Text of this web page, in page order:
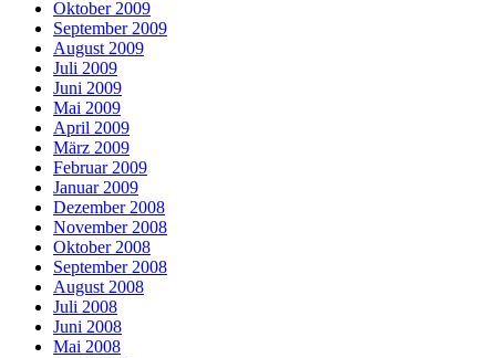
Oktober 2009
September 2009
August 2009
Juli 2009
Juni 2009
Mai 2009
April 2009
März 2009
Februar 2009
Januar 2009
Dezember 2008
November 2008
Oktober 2008
September 2008
August 2008
Juli 2008
Juni 2008
Mai 2008